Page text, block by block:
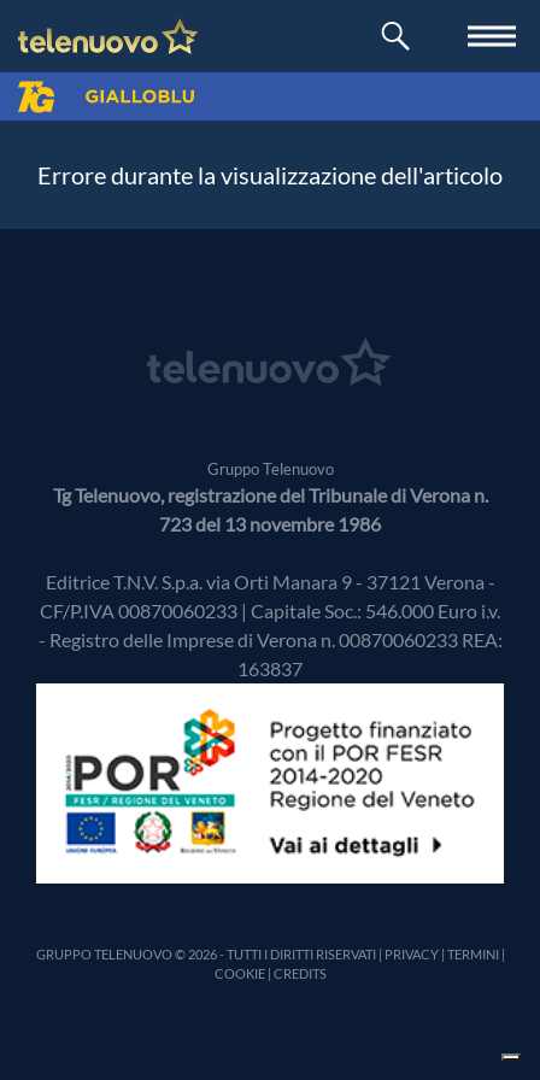
Errore durante la visualizzazione dell'articolo
Gruppo Telenuovo
Tg Telenuovo, registrazione del Tribunale di Verona n.
723 del 13 novembre 1986
Editrice T.N.V. S.p.a. via Orti Manara 9 - 37121 Verona -
CF/P.IVA 00870060233 | Capitale Soc.: 546.000 Euro i.v.
- Registro delle Imprese di Verona n. 00870060233 REA:
163837
GRUPPO TELENUOVO © 2026 - TUTTI I DIRITTI RISERVATI | PRIVACY| TERMINI|
COOKIE| CREDITS